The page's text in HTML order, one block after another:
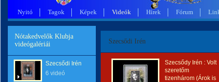
Nyitó Tagok Képek Videók Hírek Fórum
Nótakedvelők Klubja
videógalériái
Szecsődi Irén
6 videó
Szecsődi Irén
Szecsődy Irén : Volt
szeretőm
tizenhárom (Árok is